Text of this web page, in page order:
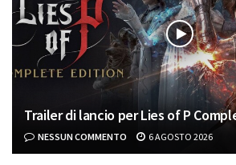
Trailer di lancio per Lies of P
NESSUN COMMENTO 6 AGOSTO 2026